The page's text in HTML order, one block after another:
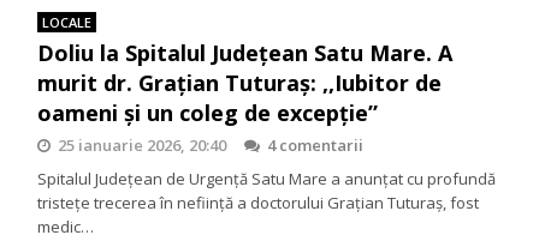
LOCALE
Doliu la Spitalul Județean Satu Mare. A
murit dr. Grațian Tuturaș: ,,Iubitor de
oameni și un coleg de excepție”
25 ianuarie 2026, 20:40
4 comentarii
Spitalul Județean de Urgență Satu Mare a anunțat cu profundă
tristețe trecerea în neființă a doctorului Grațian Tuturaș, fost
medic…